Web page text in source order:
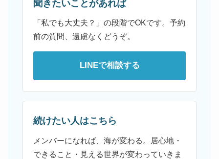
聞きたいことがあれば
「私でも大丈夫？」の段階でOKです。予約
前の質問、遠慮なくどうぞ。
LINEで相談する
続けたい人はこちら
メンバーになれば、海が変わる。居心地・
できること・見える世界が変わっていきま